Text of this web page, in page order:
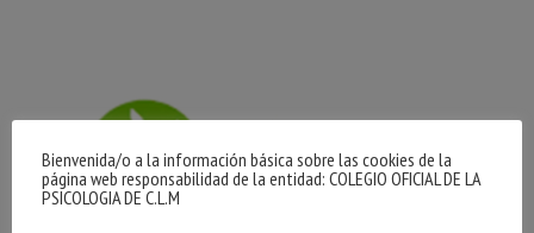
Bienvenida/o a la información básica sobre las cookies de la
página web responsabilidad de la entidad: COLEGIO OFICIAL DE LA
PSICOLOGIA DE C.L.M